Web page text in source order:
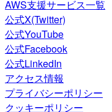
AWS支援サービス一覧
公式X(Twitter)
公式YouTube
公式Facebook
公式LinkedIn
アクセス情報
プライバシーポリシー
クッキーポリシー